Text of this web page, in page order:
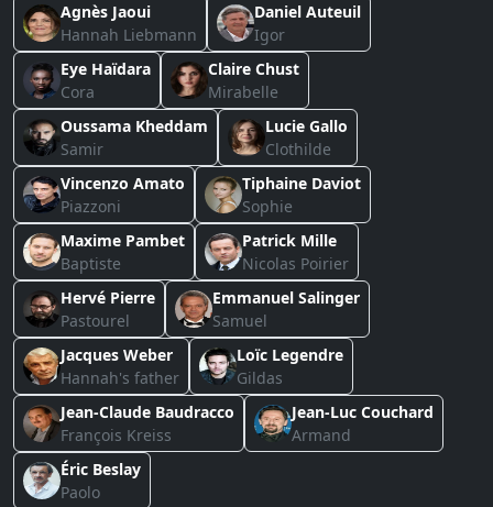
Agnès Jaoui
Hannah Liebmann
Daniel Auteuil
Igor
Eye Haïdara
Cora
Claire Chust
Mirabelle
Oussama Kheddam
Samir
Lucie Gallo
Clothilde
Vincenzo Amato
Piazzoni
Tiphaine Daviot
Sophie
Maxime Pambet
Baptiste
Patrick Mille
Nicolas Poirier
Hervé Pierre
Pastourel
Emmanuel Salinger
Samuel
Jacques Weber
Hannah's father
Loïc Legendre
Gildas
Jean-Claude Baudracco
François Kreiss
Jean-Luc Couchard
Armand
Éric Beslay
Paolo